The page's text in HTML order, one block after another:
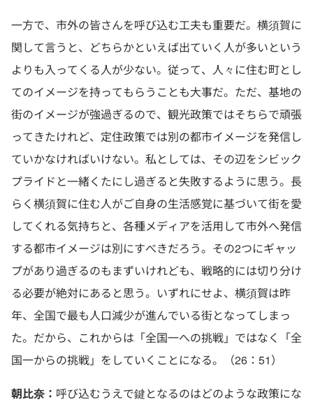
一方で、市外の皆さんを呼び込む工夫も重要だ。横須賀に
関して言うと、どちらかといえば出ていく人が多いという
よりも入ってくる人が少ない。従って、人々に住む町とし
てのイメージを持ってもらうことも大事だ。ただ、基地の
街のイメージが強過ぎるので、観光政策ではそちらで頑張
ってきたけれど、定住政策では別の都市イメージを発信し
ていかなければいけない。私としては、その辺をシビック
プライドと一緒くたにし過ぎると失敗するように思う。長
らく横須賀に住む人がご自身の生活感覚に基づいて街を愛
してくれる気持ちと、各種メディアを活用して市外へ発信
する都市イメージは別にすべきだろう。その2つにギャッ
プがあり過ぎるのもまずいけれども、戦略的には切り分け
る必要が絶対にあると思う。いずれにせよ、横須賀は昨
年、全国で最も人口減少が進んでいる街となってしまっ
た。だから、これからは「全国一への挑戦」ではなく「全
国一からの挑戦」をしていくことになる。（26：51）
朝比奈： 呼び込むうえで鍵となるのはどのような政策にな